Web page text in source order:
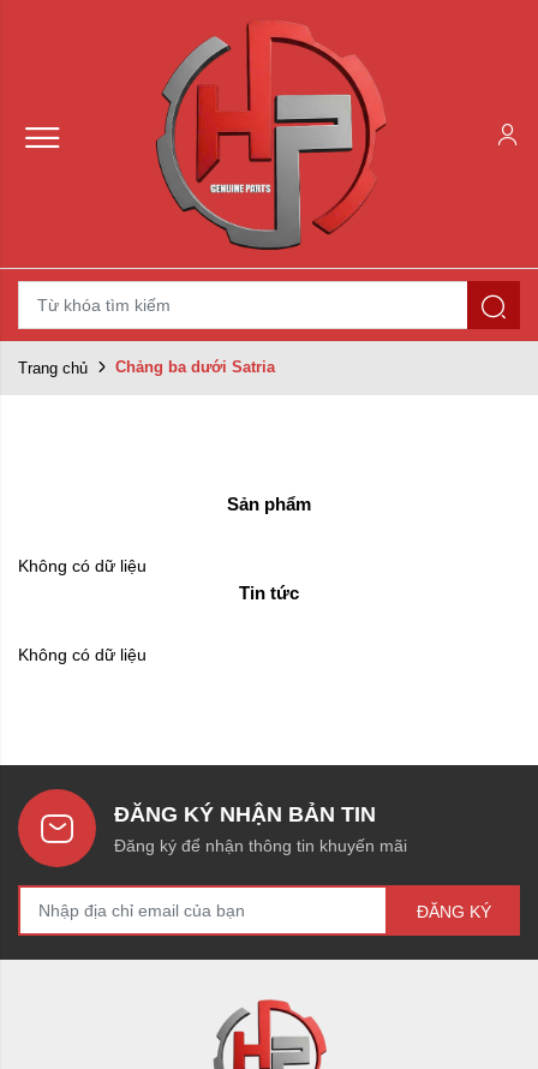
Trang chủ Chảng ba dưới Satria
Sản phẩm
Không có dữ liệu
Tin tức
Không có dữ liệu
ĐĂNG KÝ NHẬN BẢN TIN
Đăng ký để nhận thông tin khuyến mãi
ĐĂNG KÝ